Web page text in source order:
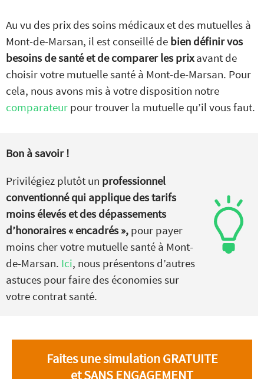
Au vu des prix des soins médicaux et des mutuelles à
Mont-de-Marsan, il est conseillé de bien définir vos
besoins de santé et de comparer les prixavant de
choisir votre mutuelle santé à Mont-de-Marsan. Pour
cela, nous avons mis à votre disposition notre
comparateur pour trouver la mutuelle qu’il vous faut.
Bon à savoir !
Privilégiez plutôt un professionnel
conventionné qui applique des tarifs
moins élevés et des dépassements
d’honoraires « encadrés », pour payer
moins cher votre mutuelle santé à Mont-
de-Marsan. Ici, nous présentons d’autres
astuces pour faire des économies sur
votre contrat santé.
Faites une simulation GRATUITE
et SANS ENGAGEMENT